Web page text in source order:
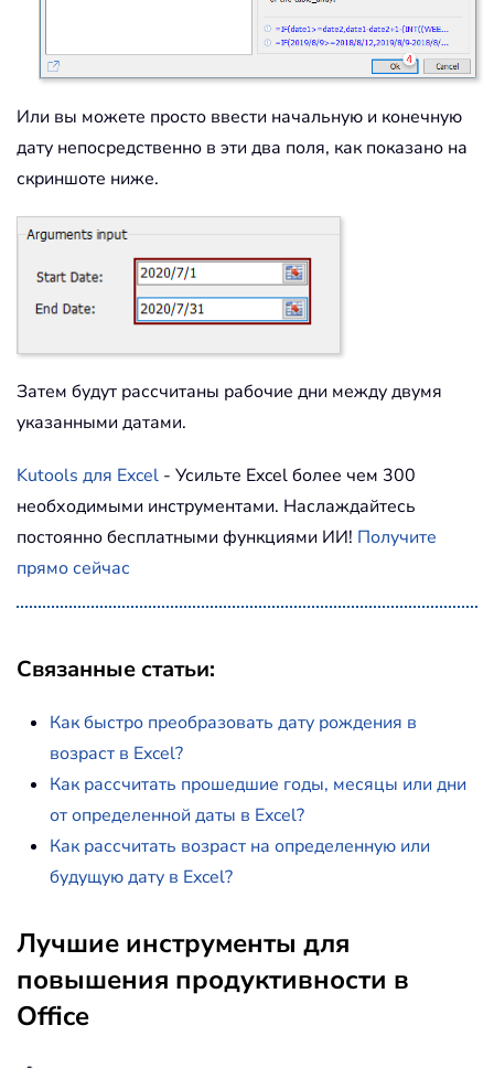
Или вы можете просто ввести начальную и конечную
дату непосредственно в эти два поля, как показано на
скриншоте ниже.
Затем будут рассчитаны рабочие дни между двумя
указанными датами.
Kutools для Excel - Усильте Excel более чем 300
необходимыми инструментами. Наслаждайтесь
постоянно бесплатными функциями ИИ! Получите
прямо сейчас
Связанные статьи:
Как быстро преобразовать дату рождения в
возраст в Excel?
Как рассчитать прошедшие годы, месяцы или дни
от определенной даты в Excel?
Как рассчитать возраст на определенную или
будущую дату в Excel?
Лучшие инструменты для
повышения продуктивности в
Office